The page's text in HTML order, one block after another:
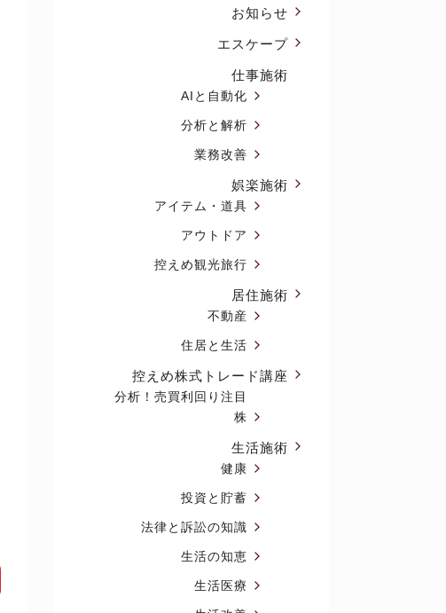
お知らせ
エスケープ
仕事施術
AIと自動化
分析と解析
業務改善
娯楽施術
アイテム・道具
アウトドア
控えめ観光旅行
居住施術
不動産
住居と生活
控えめ株式トレード講座
分析！売買利回り注目
株
生活施術
健康
投資と貯蓄
法律と訴訟の知識
生活の知恵
生活医療